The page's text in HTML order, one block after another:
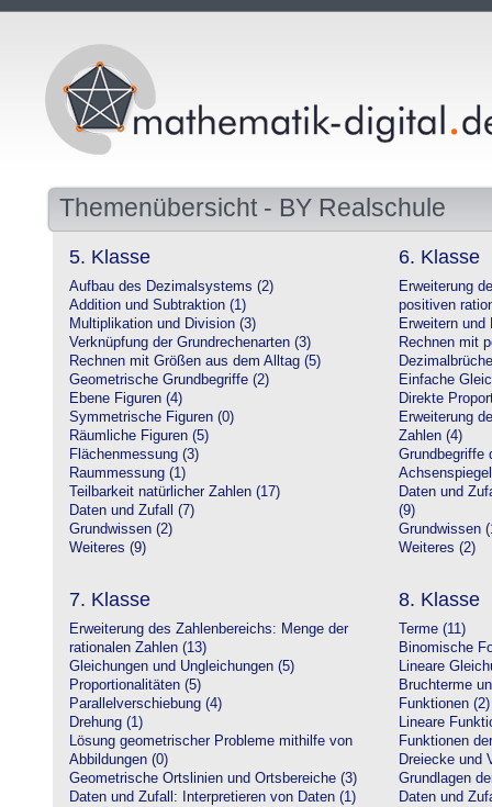
Themenübersicht - BY Realschule
5. Klasse
Aufbau des Dezimalsystems (2)
Addition und Subtraktion (1)
Multiplikation und Division (3)
Verknüpfung der Grundrechenarten (3)
Rechnen mit Größen aus dem Alltag (5)
Geometrische Grundbegriffe (2)
Ebene Figuren (4)
Symmetrische Figuren (0)
Räumliche Figuren (5)
Flächenmessung (3)
Raummessung (1)
Teilbarkeit natürlicher Zahlen (17)
Daten und Zufall (7)
Grundwissen (2)
Weiteres (9)
6. Klasse
Erweiterung
positiven
Erweitern und
Rechnen mit
Einfache
Direkte
Erweiterung
Zahlen (4)
Grundbegriffe
Daten und
(9)
Grundwissen
Weiteres (2)
7. Klasse
Erweiterung des Zahlenbereichs: Menge der
rationalen Zahlen (13)
Gleichungen und Ungleichungen (5)
Proportionalitäten (5)
Parallelverschiebung (4)
Drehung (1)
Lösung geometrischer Probleme mithilfe von
Abbildungen (0)
Geometrische Ortslinien und Ortsbereiche (3)
Daten und Zufall: Interpretieren von Daten (1)
8. Klasse
Terme (11)
Binomische
Lineare
Bruchterme
Funktionen (2)
Lineare
Funktionen
Dreiecke und
Grundlagen
Daten und